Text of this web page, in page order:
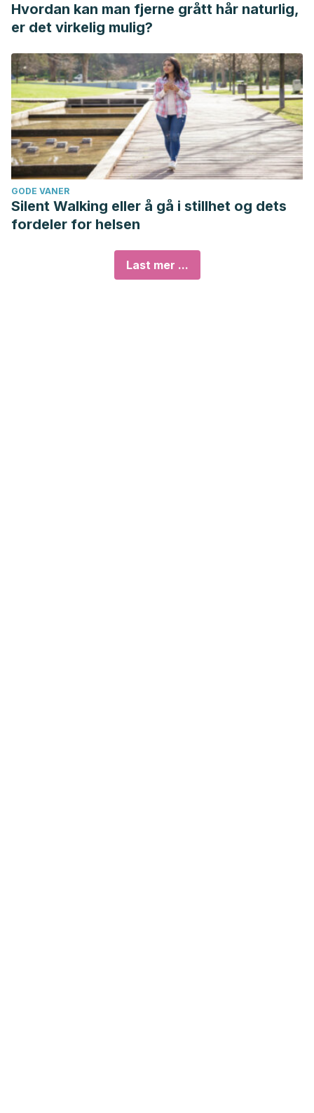
Hvordan kan man fjerne grått hår naturlig,
er det virkelig mulig?
GODE VANER
Silent Walking eller å gå i stillhet og dets
fordeler for helsen
Last mer ...